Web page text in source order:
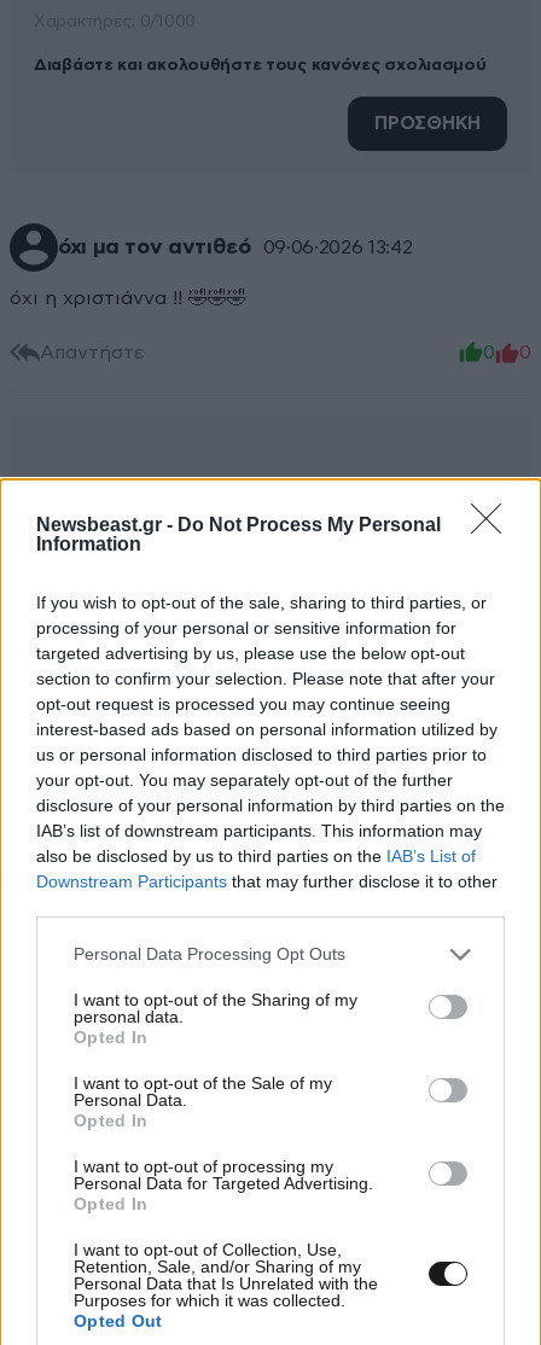
Newsbeast.gr - Do Not Process My Personal
Information
If you wish to opt-out of the sale, sharing to third parties, or
processing of your personal or sensitive information for
targeted advertising by us, please use the below opt-out
section to confirm your selection. Please note that after your
opt-out request is processed you may continue seeing
interest-based ads based on personal information utilized by
us or personal information disclosed to third parties prior to
your opt-out. You may separately opt-out of the further
disclosure of your personal information by third parties on the
IAB’s list of downstream participants. This information may
also be disclosed by us to third parties on the IAB’s List of
Downstream Participants that may further disclose it to other
Please note that this website/app uses one or more Google
not limited to your visit or usage behaviour. You may click to
grant or deny consent to Google and its third-party tags to
use your data for below specified purposes in below Google
consent section.
Personal Data Processing Opt Outs
I want to opt-out of the Sharing of my
personal data.
Opted In
I want to opt-out of the Sale of my
Personal Data.
Opted In
I want to opt-out of processing my
Personal Data for Targeted Advertising.
Opted In
I want to opt-out of Collection, Use,
Retention, Sale, and/or Sharing of my
Personal Data that Is Unrelated with the
Purposes for which it was collected.
Opted Out
Διαβάστε και ακολουθήστε τους κανόνες σχολιασμού
ΠΡΟΣΘΗΚΗ
όχι μα τον αντιθεό 09·06·2026 13:42
όχι η χριστιάννα !! 🤣🤣🤣
Απαντήστε 0 0
TRENDING
LIFESTYLE3 ω. πριν
Εριέττα Κούρκουλου – Τα 33α γενέθλια και τα
φιλιά με τον Βύρωνα Βασιλειάδη: «Καμία στιγμή